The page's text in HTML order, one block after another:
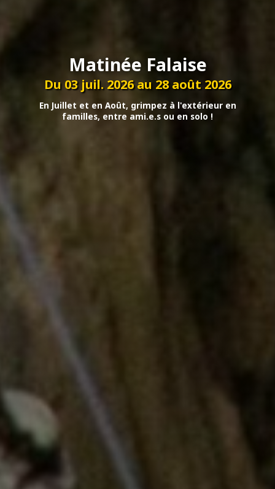
Matinée Falaise
Du 03 juil. 2026 au 28 août 2026
En Juillet et en Août, grimpez à l'extérieur en
familles, entre ami.e.s ou en solo !